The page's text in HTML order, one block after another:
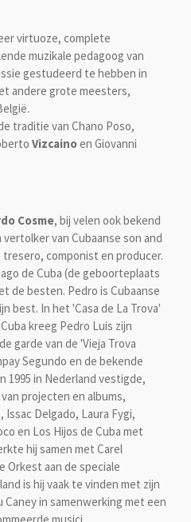
virtuoze, complete
muzikale pedagoog van
gestudeerd te hebben in
andere grote meesters,
traditie van Chano Poso,
Vizcainoen Giovanni
Cosme, bij velen ook bekend
van Cubaanse son and
componist en producer.
de Cuba (de geboorteplaats
de besten. Pedro is Cubaanse
best. In het 'Casa de La Trova'
kreeg Pedro Luis zijn
garde van de 'Vieja Trova
Segundo en de bekende
1995 in Nederland vestigde,
projecten en albums,
Issac Delgado, Laura Fygi,
en Los Hijos de Cuba met
hij samen met Carel
Orkest aan de speciale
is hij vaak te vinden met zijn
in samenwerking met een